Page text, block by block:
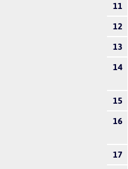
11
12
13
14
15
16
17